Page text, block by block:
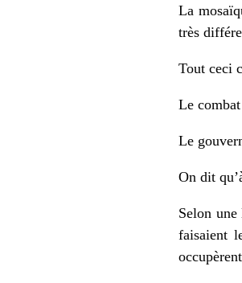
La
très
Tout ceci
Le
Le
On dit
Selon
faisaient